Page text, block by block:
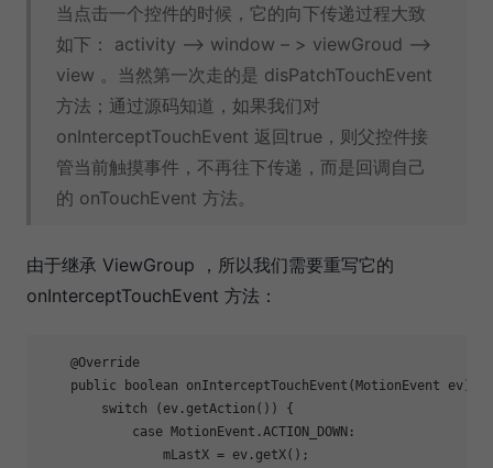
当点击一个控件的时候，它的向下传递过程大致
如下： activity --> window – > viewGroud -->
view 。当然第一次走的是 disPatchTouchEvent
方法；通过源码知道，如果我们对
onInterceptTouchEvent 返回true，则父控件接
管当前触摸事件，不再往下传递，而是回调自己
的 onTouchEvent 方法。
由于继承 ViewGroup ，所以我们需要重写它的
onInterceptTouchEvent 方法：
    @Override
    public boolean onInterceptTouchEvent(MotionEvent ev) {
        switch (ev.getAction()) {
case MotionEvent.ACTION_DOWN:
                mLastX = ev.getX();